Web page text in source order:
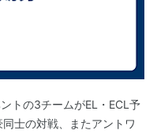
トの3チームがEL・ECL予
士の対戦、またアントワ